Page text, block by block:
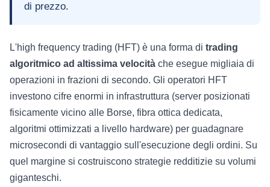
di prezzo.
L'high frequency trading (HFT) è una forma di trading
algoritmico ad altissima velocità che esegue migliaia di
operazioni in frazioni di secondo. Gli operatori HFT
investono cifre enormi in infrastruttura (server posizionati
fisicamente vicino alle Borse, fibra ottica dedicata,
algoritmi ottimizzati a livello hardware) per guadagnare
microsecondi di vantaggio sull'esecuzione degli ordini. Su
quel margine si costruiscono strategie redditizie su volumi
giganteschi.